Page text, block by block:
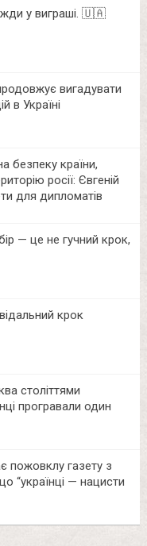
у виграші. 🇺🇦
вигадувати
в Україні
безпеку країни,
росії: Євгеній
для дипломатів
— це не гучний крок,
крок
століттями
програвали один
пожовклу газету з
“українці — нацисти